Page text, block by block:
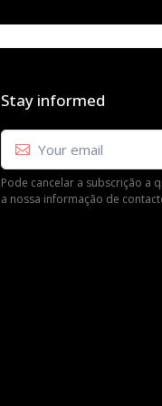
Stay informed
Pode cancelar a subscrição a
a nossa informação de